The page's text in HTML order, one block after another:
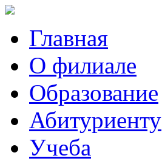
Главная
О филиале
Образование
Абитуриенту
Учеба